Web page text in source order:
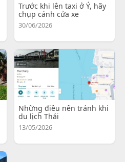
Trước khi lên taxi ở Ý, hãy
chụp cánh cửa xe
30/06/2026
Những điều nên tránh khi
du lịch Thái
13/05/2026